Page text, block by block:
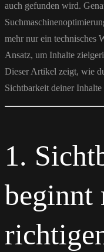
auch gefunden wird.
mehr nur ein technisches
Ansatz, um Inhalte
Dieser Artikel zeigt, wie
Sichtbarkeit deiner Inhalte
1.
beginnt